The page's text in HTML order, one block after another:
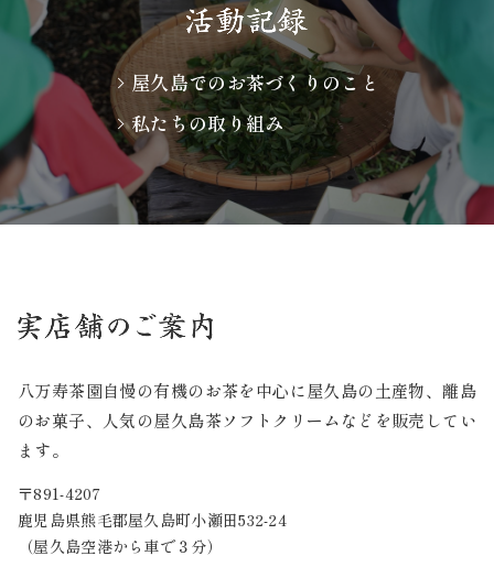
屋久島でのお茶づくりのこと
私たちの取り組み
八万寿茶園自慢の有機のお茶を中心に屋久島の土産物、離島
のお菓子、人気の屋久島茶ソフトクリームなどを販売してい
ます。
〒891-4207
鹿児島県熊毛郡屋久島町小瀬田532-24
（屋久島空港から車で３分）